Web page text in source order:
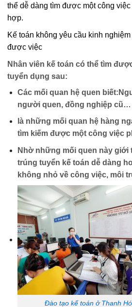
thể dễ dàng tìm được một công
hợp.
Kế toán không yêu cầu kinh
được việc
Nhân viên kế toán có thể tìm
tuyển dụng sau:
Các mối quan hệ quen biết:
người quen, đồng nghiệp cũ…
là những mối quan hệ hàng
tìm kiếm được một công việc
Nhờ những mối quen này giới
trúng tuyển kế toán dễ dàng
không nhỏ về công việc, môi
Đào tạo kế toán ở Thanh